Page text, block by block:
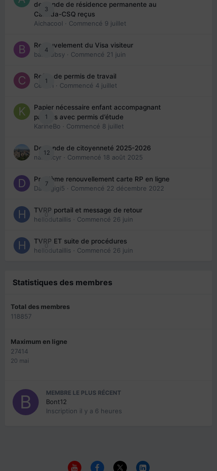
3
demande de résidence permanente au
Canada-CSQ reçus
Aichacool · Commencé 9 juillet
4
Renouvelement du Visa visiteur
babibubsy · Commencé 21 juin
1
Refus de permis de travail
Cedbri · Commencé 4 juillet
1
Papier nécessaire enfant accompagnant
parents avec permis d’étude
KarineBo · Commencé 8 juillet
12
Demande de citoyenneté 2025-2026
nanancyr · Commencé 18 août 2025
7
Problème renouvellement carte RP en ligne
Davidgigi5 · Commencé 22 décembre 2022
0
TVRP portail et message de retour
hellodutaillis · Commencé 26 juin
0
TVRP ET suite de procédures
hellodutaillis · Commencé 26 juin
Statistiques des membres
Total des membres
118857
Maximum en ligne
27414
20 mai
MEMBRE LE PLUS RÉCENT
Bont12
Inscription il y a 6 heures